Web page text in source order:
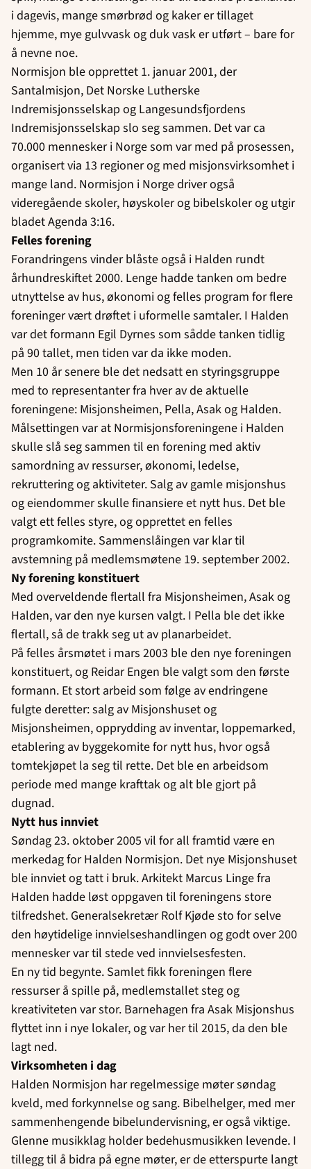
i dagevis, mange smørbrød og kaker er tillaget
hjemme, mye gulvvask og duk vask er utført – bare for
å nevne noe.
Normisjon ble opprettet 1. januar 2001, der
Santalmisjon, Det Norske Lutherske
Indremisjonsselskap og Langesundsfjordens
Indremisjonsselskap slo seg sammen. Det var ca
70.000 mennesker i Norge som var med på prosessen,
organisert via 13 regioner og med misjonsvirksomhet i
mange land. Normisjon i Norge driver også
videregående skoler, høyskoler og bibelskoler og utgir
bladet Agenda 3:16.
Felles forening
Forandringens vinder blåste også i Halden rundt
århundreskiftet 2000. Lenge hadde tanken om bedre
utnyttelse av hus, økonomi og felles program for flere
foreninger vært drøftet i uformelle samtaler. I Halden
var det formann Egil Dyrnes som sådde tanken tidlig
på 90 tallet, men tiden var da ikke moden.
Men 10 år senere ble det nedsatt en styringsgruppe
med to representanter fra hver av de aktuelle
foreningene: Misjonsheimen, Pella, Asak og Halden.
Målsettingen var at Normisjonsforeningene i Halden
skulle slå seg sammen til en forening med aktiv
samordning av ressurser, økonomi, ledelse,
rekruttering og aktiviteter. Salg av gamle misjonshus
og eiendommer skulle finansiere et nytt hus. Det ble
valgt ett felles styre, og opprettet en felles
programkomite. Sammenslåingen var klar til
avstemning på medlemsmøtene 19. september 2002.
Ny forening konstituert
Med overveldende flertall fra Misjonsheimen, Asak og
Halden, var den nye kursen valgt. I Pella ble det ikke
flertall, så de trakk seg ut av planarbeidet.
På felles årsmøtet i mars 2003 ble den nye foreningen
konstituert, og Reidar Engen ble valgt som den første
formann. Et stort arbeid som følge av endringene
fulgte deretter: salg av Misjonshuset og
Misjonsheimen, opprydding av inventar, loppemarked,
etablering av byggekomite for nytt hus, hvor også
tomtekjøpet la seg til rette. Det ble en arbeidsom
periode med mange krafttak og alt ble gjort på
dugnad.
Nytt hus innviet
Søndag 23. oktober 2005 vil for all framtid være en
merkedag for Halden Normisjon. Det nye Misjonshuset
ble innviet og tatt i bruk. Arkitekt Marcus Linge fra
Halden hadde løst oppgaven til foreningens store
tilfredshet. Generalsekretær Rolf Kjøde sto for selve
den høytidelige innvielseshandlingen og godt over 200
mennesker var til stede ved innvielsesfesten.
En ny tid begynte. Samlet fikk foreningen flere
ressurser å spille på, medlemstallet steg og
kreativiteten var stor. Barnehagen fra Asak Misjonshus
flyttet inn i nye lokaler, og var her til 2015, da den ble
lagt ned.
Virksomheten i dag
Halden Normisjon har regelmessige møter søndag
kveld, med forkynnelse og sang. Bibelhelger, med mer
sammenhengende bibelundervisning, er også viktige.
Glenne musikklag holder bedehusmusikken levende. I
tillegg til å bidra på egne møter, er de etterspurte langt